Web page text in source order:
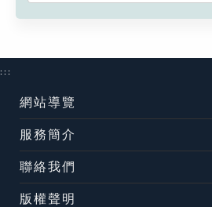
:::
網站導覽
服務簡介
聯絡我們
版權聲明